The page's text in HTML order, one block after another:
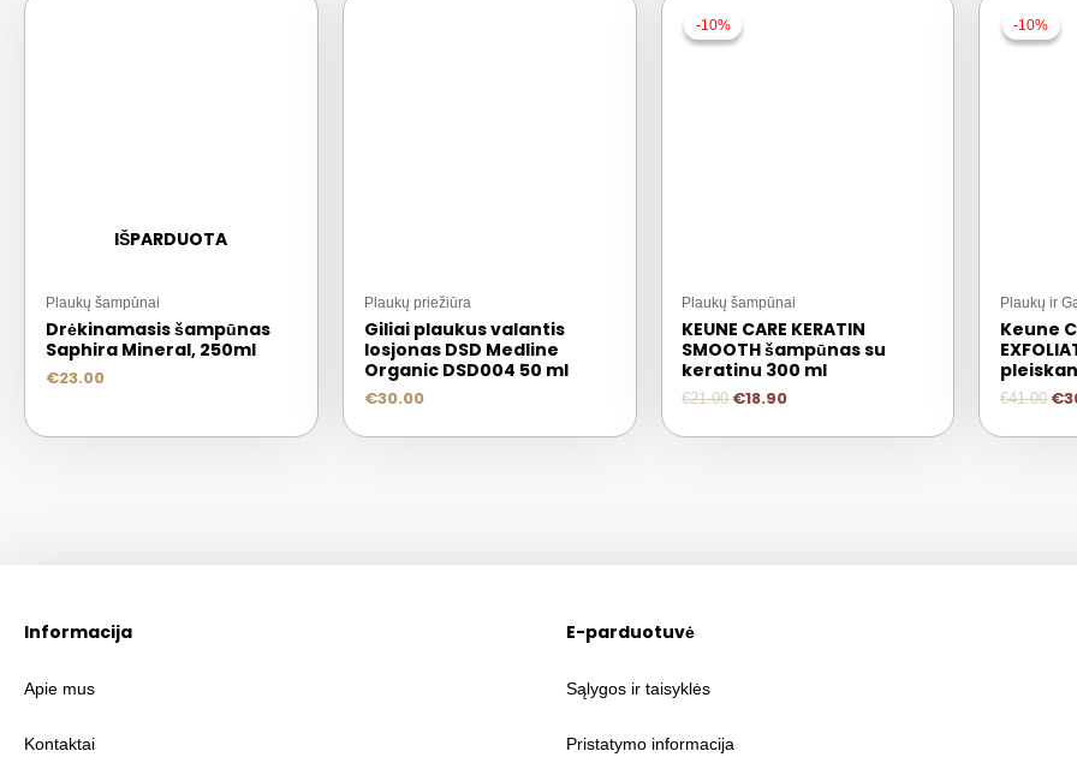
IŠPARDUOTA
Plaukų šampūnai
Drėkinamasis šampūnas
Saphira Mineral, 250ml
€23.00
Plaukų priežiūra
Giliai plaukus valantis
losjonas DSD Medline
Organic DSD004 50 ml
€30.00
-10%
-10%
Plaukų šampūnai
KEUNE CARE KERATIN
SMOOTH šampūnas su
keratinu 300 ml
€21.00 €18.90
-10%
-10%
Plaukų ir
Keune
€41.00 €
Informacija
Apie mus
Kontaktai
E-parduotuvė
Sąlygos ir taisyklės
Pristatymo informacija